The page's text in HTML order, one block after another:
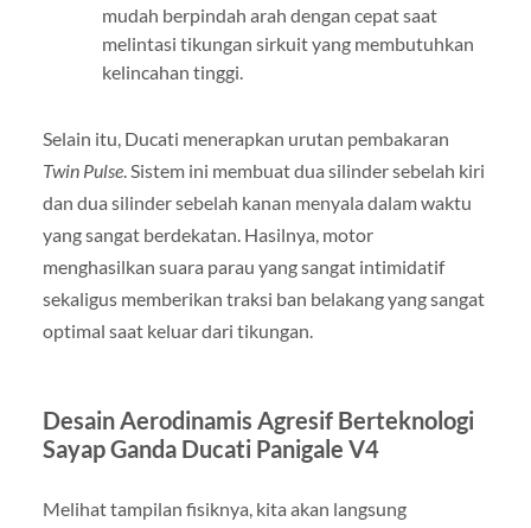
mudah berpindah arah dengan cepat saat
melintasi tikungan sirkuit yang membutuhkan
kelincahan tinggi.
Selain itu, Ducati menerapkan urutan pembakaran
Twin Pulse. Sistem ini membuat dua silinder sebelah kiri
dan dua silinder sebelah kanan menyala dalam waktu
yang sangat berdekatan. Hasilnya, motor
menghasilkan suara parau yang sangat intimidatif
sekaligus memberikan traksi ban belakang yang sangat
optimal saat keluar dari tikungan.
Desain Aerodinamis Agresif Berteknologi
Sayap Ganda Ducati Panigale V4
Melihat tampilan fisiknya, kita akan langsung